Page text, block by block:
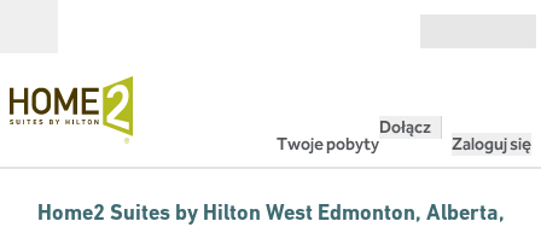
Twoje pobyty
Dołącz
Zaloguj się
Home2 Suites by Hilton West Edmonton, Alberta,